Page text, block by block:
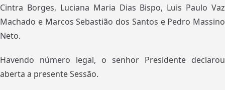
Cintra Borges, Luciana Maria Dias Bispo, Luis Paulo Vaz
Machado e Marcos Sebastião dos Santos e Pedro Massino
Neto.
Havendo número legal, o senhor Presidente declarou
aberta a presente Sessão.